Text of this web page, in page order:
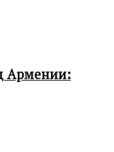
Армении: